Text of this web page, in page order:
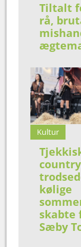
Tiltalt
rå,
Kultur
kølige
skabte
Sæby